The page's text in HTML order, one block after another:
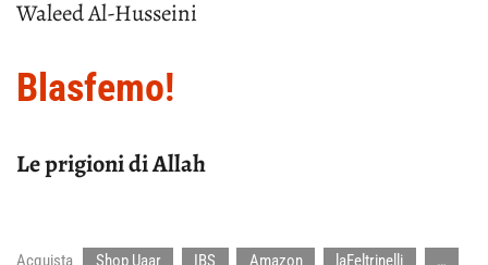
Waleed Al-Husseini
Blasfemo!
Le prigioni di Allah
Acquista Shop Uaar IBS Amazon laFeltrinelli …